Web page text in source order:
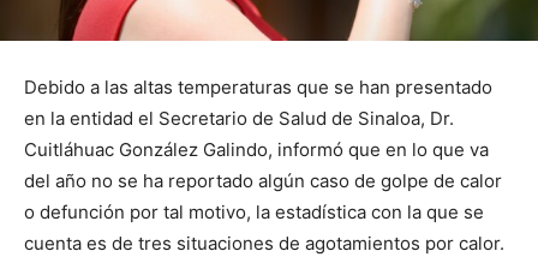
Debido a las altas temperaturas que se han presentado
en la entidad el Secretario de Salud de Sinaloa, Dr.
Cuitláhuac González Galindo, informó que en lo que va
del año no se ha reportado algún caso de golpe de calor
o defunción por tal motivo, la estadística con la que se
cuenta es de tres situaciones de agotamientos por calor.